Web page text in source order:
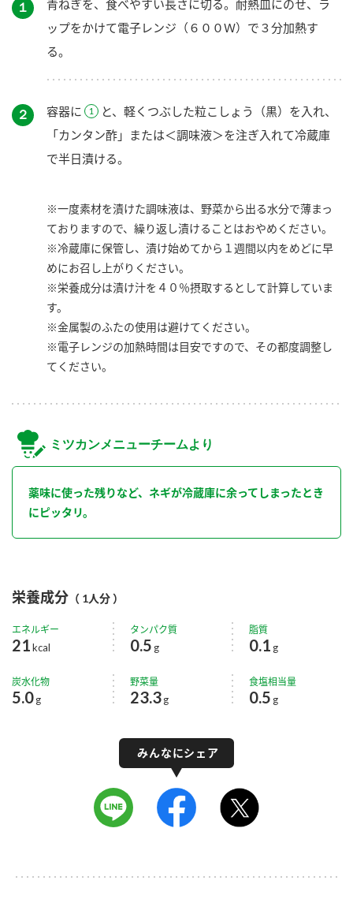
１
青ねぎを、食べやすい長さに切る。耐熱皿にのせ、ラ
ップをかけて電子レンジ（６００Ｗ）で３分加熱す
る。
２ 容器に
と、軽くつぶした粒こしょう（黒）を入れ、
「カンタン酢」または＜調味液＞を注ぎ入れて冷蔵庫
で半日漬ける。
※一度素材を漬けた調味液は、野菜から出る水分で薄まっ
ておりますので、繰り返し漬けることはおやめください。
※冷蔵庫に保管し、漬け始めてから１週間以内をめどに早
めにお召し上がりください。
※栄養成分は漬け汁を４０％摂取するとして計算していま
す。
※金属製のふたの使用は避けてください。
※電子レンジの加熱時間は目安ですので、その都度調整し
てください。
ミツカンメニューチームより
薬味に使った残りなど、ネギが冷蔵庫に余ってしまったとき
にピッタリ。
栄養成分 （ 1人分 ）
エネルギー
21 kcal
タンパク質
0.5 g
脂質
0.1 g
炭水化物
5.0g
野菜量
23.3g
食塩相当量
0.5 g